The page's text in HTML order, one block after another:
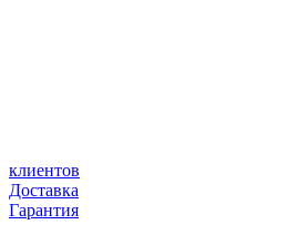
клиентов
Доставка
Гарантия